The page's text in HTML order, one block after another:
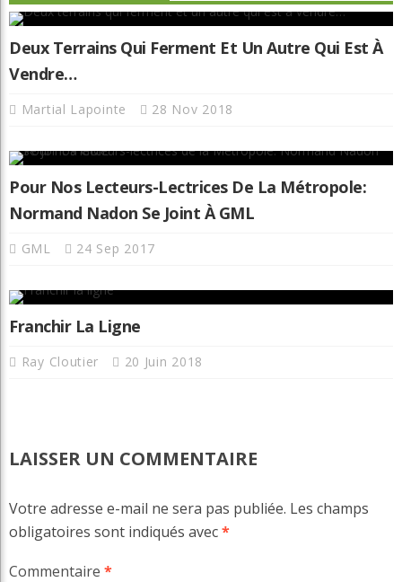
Deux Terrains Qui Ferment Et Un Autre Qui Est À
Vendre…
Martial Lapointe 28 Nov 2018
Pour Nos Lecteurs-Lectrices De La Métropole:
Normand Nadon Se Joint À GML
GML 24 Sep 2017
Franchir La Ligne
Ray Cloutier 20 Juin 2018
LAISSER UN COMMENTAIRE
Votre adresse e-mail ne sera pas publiée. Les champs
obligatoires sont indiqués avec*
Commentaire *